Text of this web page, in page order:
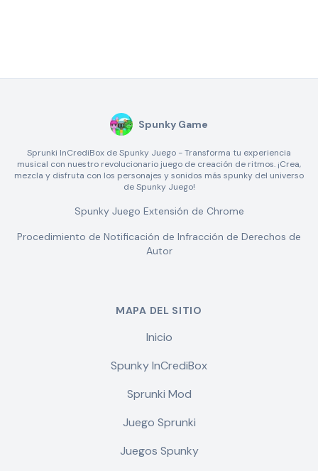
Spunky Game
Sprunki InCrediBox de Spunky Juego - Transforma tu experiencia
musical con nuestro revolucionario juego de creación de ritmos. ¡Crea,
mezcla y disfruta con los personajes y sonidos más spunky del universo
de Spunky Juego!
Spunky Juego Extensión de Chrome
Procedimiento de Notificación de Infracción de Derechos de
Autor
MAPA DEL SITIO
Inicio
Spunky InCrediBox
Sprunki Mod
Juego Sprunki
Juegos Spunky